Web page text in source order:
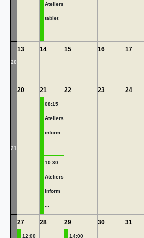
Ateliers
tablet
20
13 14 15 16 17
21
20 21
08:15
Ateliers
inform
10:30
Ateliers
inform
22 23 24
27
12:00
28 29
14:00
30 31